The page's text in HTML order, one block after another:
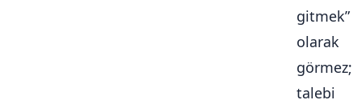
gitmek”
olarak
görmez;
talebi